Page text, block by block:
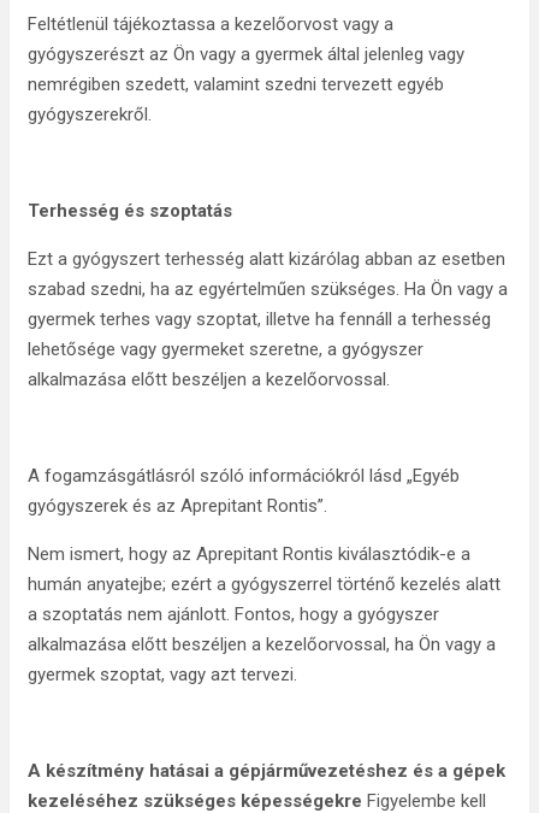
Feltétlenül tájékoztassa a kezelőorvost vagy a
gyógyszerészt az Ön vagy a gyermek által jelenleg vagy
nemrégiben szedett, valamint szedni tervezett egyéb
gyógyszerekről.
Terhesség és szoptatás
Ezt a gyógyszert terhesség alatt kizárólag abban az esetben
szabad szedni, ha az egyértelműen szükséges. Ha Ön vagy a
gyermek terhes vagy szoptat, illetve ha fennáll a terhesség
lehetősége vagy gyermeket szeretne, a gyógyszer
alkalmazása előtt beszéljen a kezelőorvossal.
A fogamzásgátlásról szóló információkról lásd „Egyéb
gyógyszerek és az Aprepitant Rontis”.
Nem ismert, hogy az Aprepitant Rontis kiválasztódik-e a
humán anyatejbe; ezért a gyógyszerrel történő kezelés alatt
a szoptatás nem ajánlott. Fontos, hogy a gyógyszer
alkalmazása előtt beszéljen a kezelőorvossal, ha Ön vagy a
gyermek szoptat, vagy azt tervezi.
A készítmény hatásai a gépjárművezetéshez és a gépek
kezeléséhez szükséges képességekre Figyelembe kell